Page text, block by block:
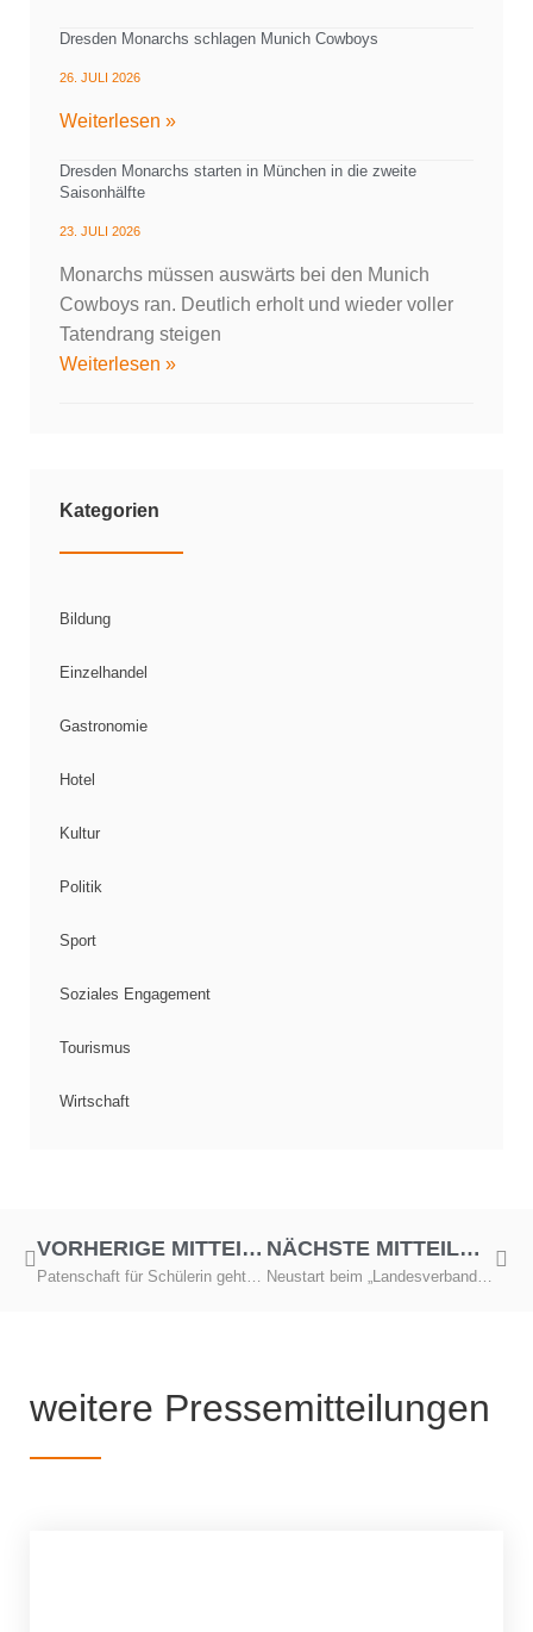
Dresden Monarchs schlagen Munich Cowboys
26. JULI 2026
Weiterlesen »
Dresden Monarchs starten in München in die zweite
Saisonhälfte
23. JULI 2026
Monarchs müssen auswärts bei den Munich
Cowboys ran. Deutlich erholt und wieder voller
Tatendrang steigen
Weiterlesen »
Kategorien
Bildung
Einzelhandel
Gastronomie
Hotel
Kultur
Politik
Sport
Soziales Engagement
Tourismus
Wirtschaft
VORHERIGE MITTEILUNG
Patenschaft für Schülerin geht ins dritte Jahr
NÄCHSTE MITTEILUNG
Neustart beim „Landesverband Tafel Sachsen e.V.“
weitere Pressemitteilungen